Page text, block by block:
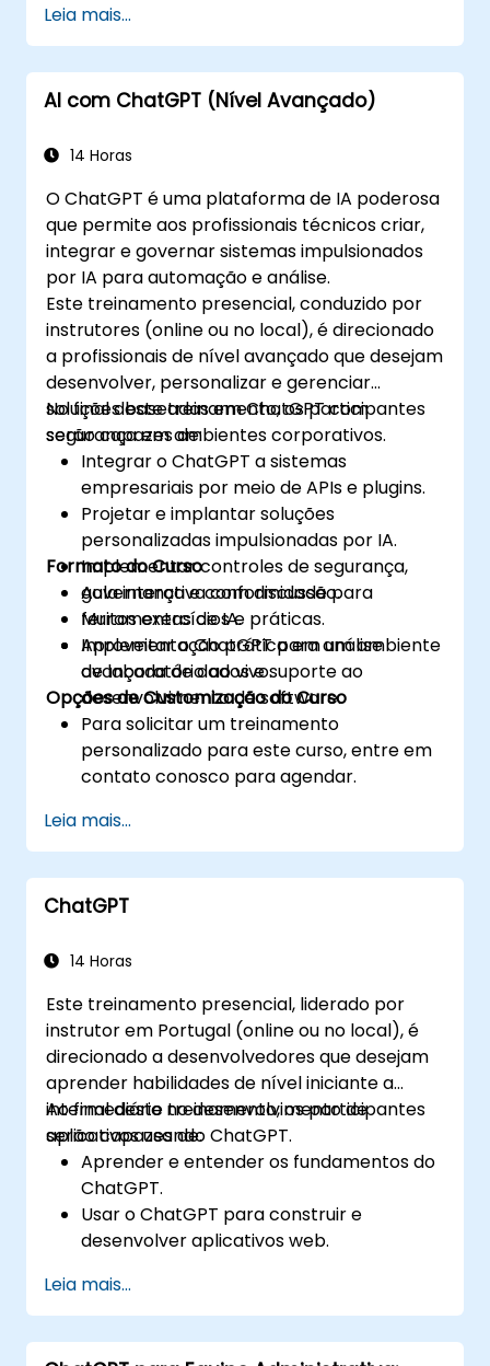
chatbots usando o ChatGPT.
Explorar novos recursos e funcionalidades
oferecidos pelo GPT-4 para aprimorar
suas aplicações.
aplicações específicas.
Leia mais...
AI com ChatGPT (Nível Avançado)
14 Horas
O ChatGPT é uma plataforma de IA poderosa
que permite aos profissionais técnicos criar,
integrar e governar sistemas impulsionados
por IA para automação e análise.
Este treinamento presencial, conduzido por
instrutores (online ou no local), é direcionado
a profissionais de nível avançado que desejam
desenvolver, personalizar e gerenciar
soluções baseadas em ChatGPT com
segurança em ambientes corporativos.
No final deste treinamento, os participantes
serão capazes de:
Integrar o ChatGPT a sistemas
empresariais por meio de APIs e plugins.
Projetar e implantar soluções
personalizadas impulsionadas por IA.
Implementar controles de segurança,
governança e conformidade para
ferramentas de IA.
Aproveitar o ChatGPT para análise
avançada de dados e suporte ao
desenvolvimento de software.
Formato do Curso
Aula interativa com discussão.
Muitos exercícios e práticas.
Implementação prática em um ambiente
de laboratório ao vivo.
Opções de Customização do Curso
Para solicitar um treinamento
personalizado para este curso, entre em
contato conosco para agendar.
Leia mais...
ChatGPT
14 Horas
Este treinamento presencial, liderado por
instrutor em Portugal (online ou no local), é
direcionado a desenvolvedores que desejam
aprender habilidades de nível iniciante a
intermediário no desenvolvimento de
aplicativos usando ChatGPT.
Ao final deste treinamento, os participantes
serão capazes de:
Aprender e entender os fundamentos do
ChatGPT.
Usar o ChatGPT para construir e
desenvolver aplicativos web.
aplicações reais do ChatGPT.
Leia mais...